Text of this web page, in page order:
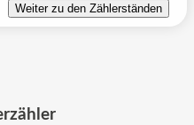
Weiter zu den Zählerständen